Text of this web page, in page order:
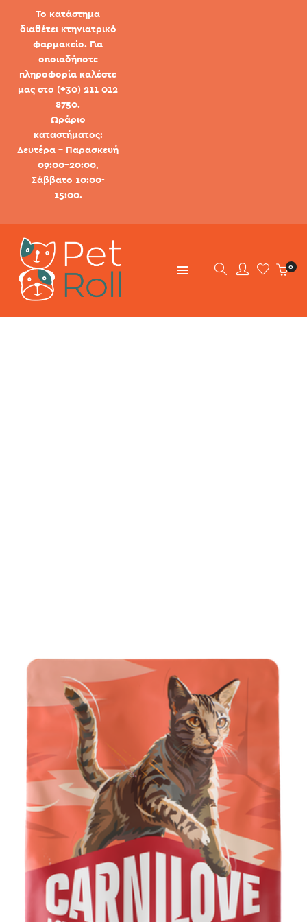
Το κατάστημα
διαθέτει κτηνιατρικό
φαρμακείο. Για
οποιαδήποτε
πληροφορία καλέστε
μας στο (+30) 211 012
8750.
Ωράριο
καταστήματος:
Δευτέρα - Παρασκευή
09:00-20:00,
Σάββατο 10:00-
15:00.
0